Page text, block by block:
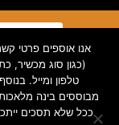
אנו אוספים פרטי
טלפון ומייל.
מבוססים בינה
ככל שלא תסכים